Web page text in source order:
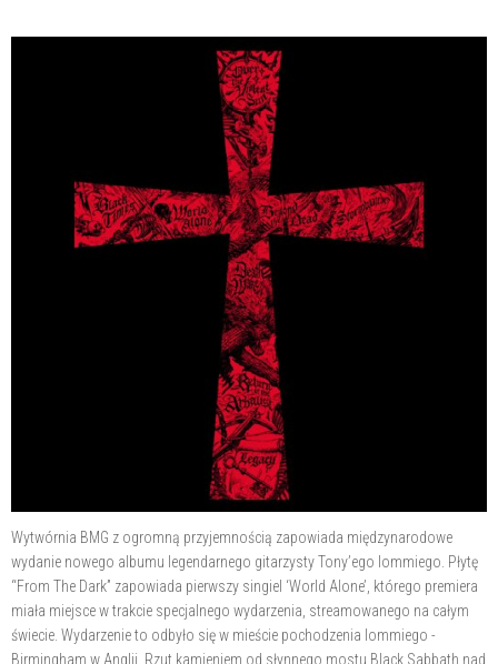
Wytwórnia BMG z ogromną przyjemnością zapowiada międzynarodowe
wydanie nowego albumu legendarnego gitarzysty Tony’ego Iommiego. Płytę
“From The Dark” zapowiada pierwszy singiel ‘World Alone’, którego premiera
miała miejsce w trakcie specjalnego wydarzenia, streamowanego na całym
świecie. Wydarzenie to odbyło się w mieście pochodzenia Iommiego -
Birmingham w Anglii. Rzut kamieniem od słynnego mostu Black Sabbath nad